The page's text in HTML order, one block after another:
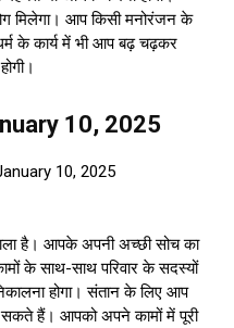
मिलेगा। आप किसी मनोरंजन के
के कार्य में भी आप बढ़ चढ़कर
10, 2025
है। आपके अपनी अच्छी सोच का
के साथ-साथ परिवार के सदस्यों
होगा। संतान के लिए आप
हैं। आपको अपने कामों में पूरी